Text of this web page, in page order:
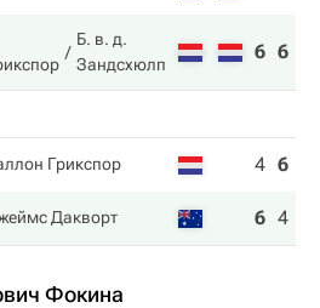
Б. в. д.
Зандсхюлп
6 6
Грикспор 4 6
Дакворт 6 4
Фокина